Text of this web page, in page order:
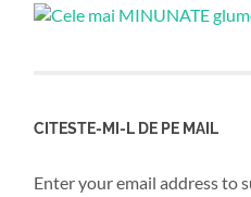
CITESTE-MI-L DE PE MAIL
Enter your email address to